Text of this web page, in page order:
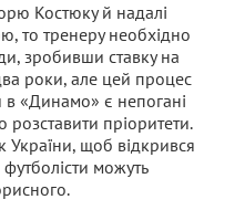
Костюку й надалі
то тренеру необхідно
зробивши ставку на
роки, але цей процес
«Динамо» є непогані
пріоритети.
України, щоб відкрився
можуть